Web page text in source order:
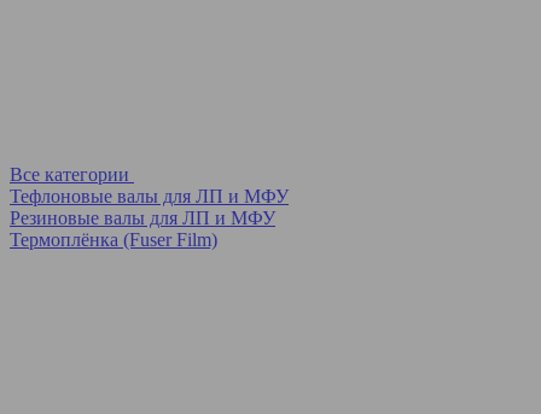
Все категории
Тефлоновые валы для ЛП и МФУ
Резиновые валы для ЛП и МФУ
Термоплёнка (Fuser Film)